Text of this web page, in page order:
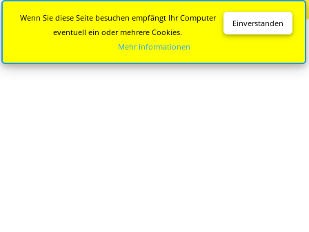
Einverstanden
Wenn Sie diese Seite besuchen empfängt Ihr Computer
eventuell ein oder mehrere Cookies.
Mehr Informationen